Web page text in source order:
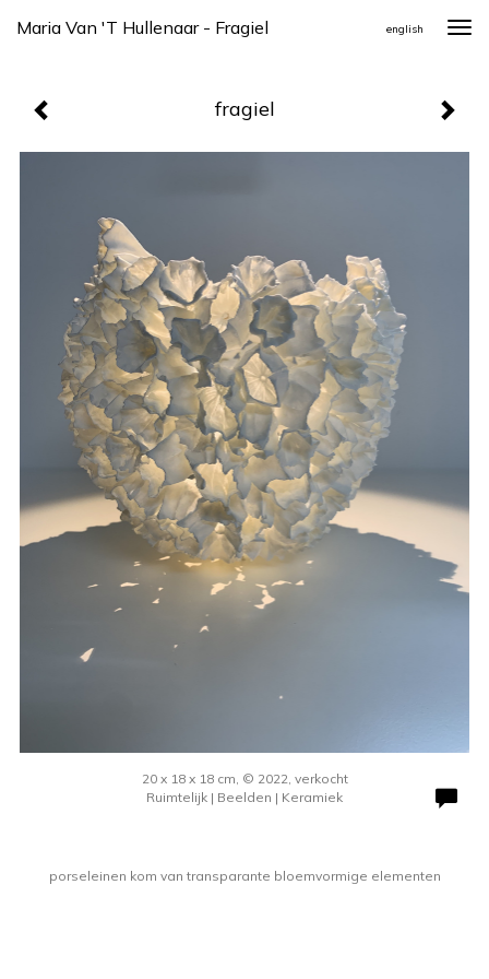
Maria Van 't Hullenaar - Fragiel english
fragiel
20 x 18 x 18 cm, © 2022, verkocht
Ruimtelijk | Beelden | Keramiek
porseleinen kom van transparante bloemvormige elementen